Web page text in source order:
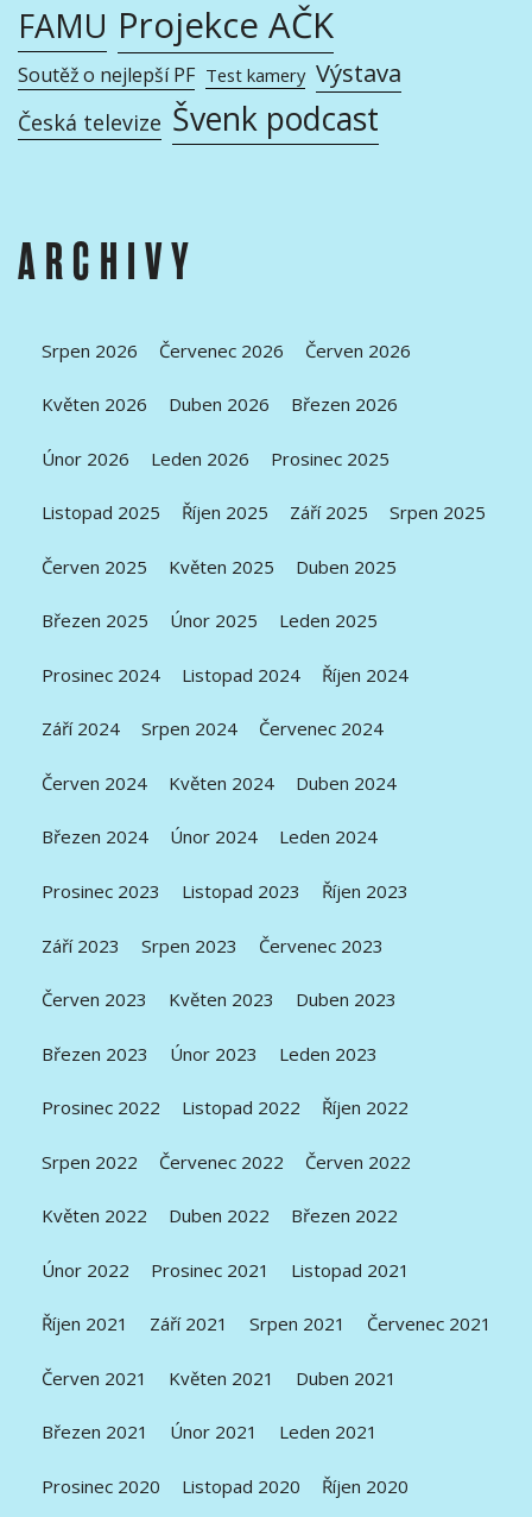
FAMU Projekce AČK
Soutěž o nejlepší PF Test kamery Výstava
Česká televize Švenk podcast
ARCHIVY
Srpen 2026 Červenec 2026 Červen 2026
Květen 2026 Duben 2026 Březen 2026
Únor 2026 Leden 2026 Prosinec 2025
Listopad 2025 Říjen 2025 Září 2025 Srpen 2025
Červen 2025 Květen 2025 Duben 2025
Březen 2025 Únor 2025 Leden 2025
Prosinec 2024 Listopad 2024 Říjen 2024
Září 2024 Srpen 2024 Červenec 2024
Červen 2024 Květen 2024 Duben 2024
Březen 2024 Únor 2024 Leden 2024
Prosinec 2023 Listopad 2023 Říjen 2023
Září 2023 Srpen 2023 Červenec 2023
Červen 2023 Květen 2023 Duben 2023
Březen 2023 Únor 2023 Leden 2023
Prosinec 2022 Listopad 2022 Říjen 2022
Srpen 2022 Červenec 2022 Červen 2022
Květen 2022 Duben 2022 Březen 2022
Únor 2022 Prosinec 2021 Listopad 2021
Říjen 2021 Září 2021 Srpen 2021 Červenec 2021
Červen 2021 Květen 2021 Duben 2021
Březen 2021 Únor 2021 Leden 2021
Prosinec 2020 Listopad 2020 Říjen 2020